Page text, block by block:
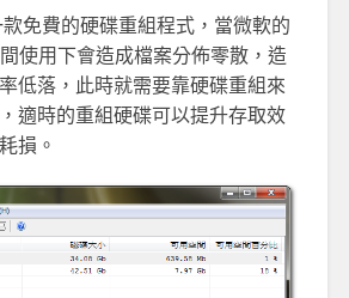
免費的硬碟重組程式，當微軟的
使用下會造成檔案分佈零散，造
低落，此時就需要靠硬碟重組來
適時的重組硬碟可以提升存取效
損。